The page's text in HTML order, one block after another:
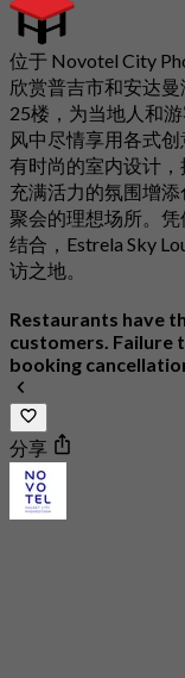
位于 Novotel City
欣赏普吉市和安达
25楼，为当地人和
风中尽情享用各式
有时尚的室内设计
充满活力的氛围增
聚会的理想场所。
结合，Estrela Sky
访之地。
Restaurants have
customers. Failure
booking
分享